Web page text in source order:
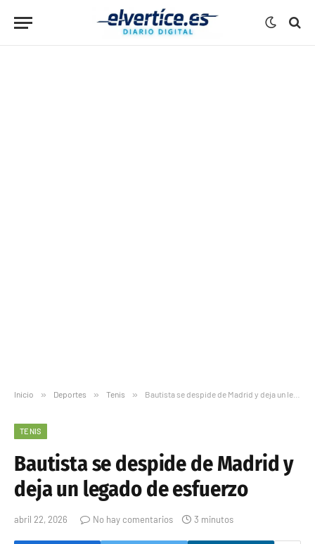
Inicio » Deportes » Tenis » Bautista se despide de Madrid y deja un legado de esfuerzo
TENIS
Bautista se despide de Madrid y
deja un legado de esfuerzo
abril 22, 2026 No hay comentarios 3 minutos